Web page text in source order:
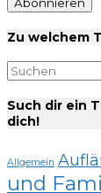
Zu welchem
Such dir ein
dich!
Allgemein
und